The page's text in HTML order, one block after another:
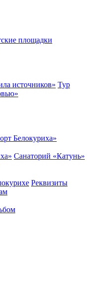
площадки
источников» Тур
Белокуриха»
Санаторий «Катунь»
Реквизиты